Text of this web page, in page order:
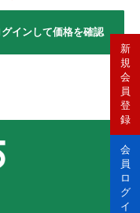
グインして価格を確認
新
規
会
員
登
録
会
員
ロ
グ
イ